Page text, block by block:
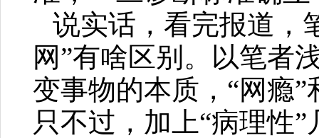
说实话，看完报道，
网”有啥区别。以笔者
变事物的本质，“网瘾
只不过，加上“病理性